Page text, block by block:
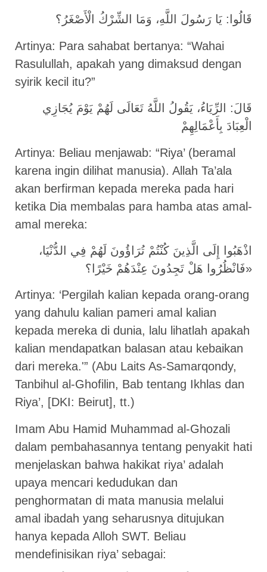
قَالُوا: يَا رَسُولَ اللَّهِ، وَمَا الشِّرْكُ الْأَصْغَرُ؟
Artinya: Para sahabat bertanya: “Wahai
Rasulullah, apakah yang dimaksud dengan
syirik kecil itu?”
قَالَ: الرِّيَاءُ، يَقُولُ اللَّهُ تَعَالَى لَهُمْ يَوْمَ يُجَازِي
الْعِبَادَ بِأَعْمَالِهِمْ
Artinya: Beliau menjawab: “Riya’ (beramal
karena ingin dilihat manusia). Allah Ta’ala
akan berfirman kepada mereka pada hari
ketika Dia membalas para hamba atas amal-
amal mereka:
اذْهَبُوا إِلَى الَّذِينَ كُنْتُمْ تُرَاؤُونَ لَهُمْ فِي الدُّنْيَا،
فَانْظُرُوا هَلْ تَجِدُونَ عِنْدَهُمْ خَيْرًا؟»
Artinya: ‘Pergilah kalian kepada orang-orang
yang dahulu kalian pameri amal kalian
kepada mereka di dunia, lalu lihatlah apakah
kalian mendapatkan balasan atau kebaikan
dari mereka.'” (Abu Laits As-Samarqondy,
Tanbihul al-Ghofilin, Bab tentang Ikhlas dan
Riya’, [DKI: Beirut], tt.)
Imam Abu Hamid Muhammad al-Ghozali
dalam pembahasannya tentang penyakit hati
menjelaskan bahwa hakikat riya’ adalah
upaya mencari kedudukan dan
penghormatan di mata manusia melalui
amal ibadah yang seharusnya ditujukan
hanya kepada Alloh SWT. Beliau
mendefinisikan riya’ sebagai: